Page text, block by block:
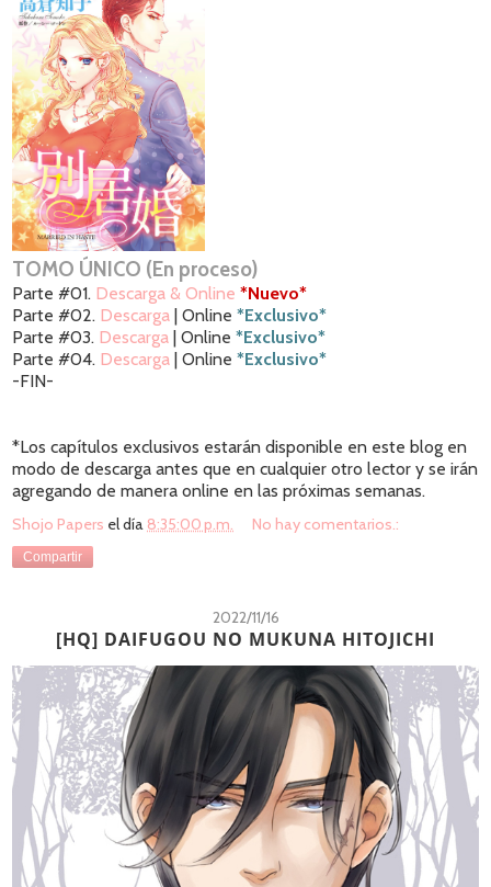
TOMO ÚNICO (En proceso)
Parte #01. Descarga & Online *Nuevo*
Parte #02. Descarga | Online *Exclusivo*
Parte #03. Descarga | Online *Exclusivo*
Parte #04. Descarga | Online *Exclusivo*
-FIN-
*Los capítulos exclusivos estarán disponible en este blog en
modo de descarga antes que en cualquier otro lector y se irán
agregando de manera online en las próximas semanas.
Shojo Papers el día 8:35:00 p.m. No hay comentarios.:
Compartir
2022/11/16
[HQ] DAIFUGOU NO MUKUNA HITOJICHI